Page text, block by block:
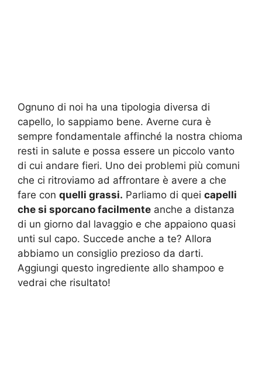
Ognuno di noi ha una tipologia diversa di
capello, lo sappiamo bene. Averne cura è
sempre fondamentale affinché la nostra chioma
resti in salute e possa essere un piccolo vanto
di cui andare fieri. Uno dei problemi più comuni
che ci ritroviamo ad affrontare è avere a che
fare con quelli grassi. Parliamo di quei capelli
che si sporcano facilmente anche a distanza
di un giorno dal lavaggio e che appaiono quasi
unti sul capo. Succede anche a te? Allora
abbiamo un consiglio prezioso da darti.
Aggiungi questo ingrediente allo shampoo e
vedrai che risultato!